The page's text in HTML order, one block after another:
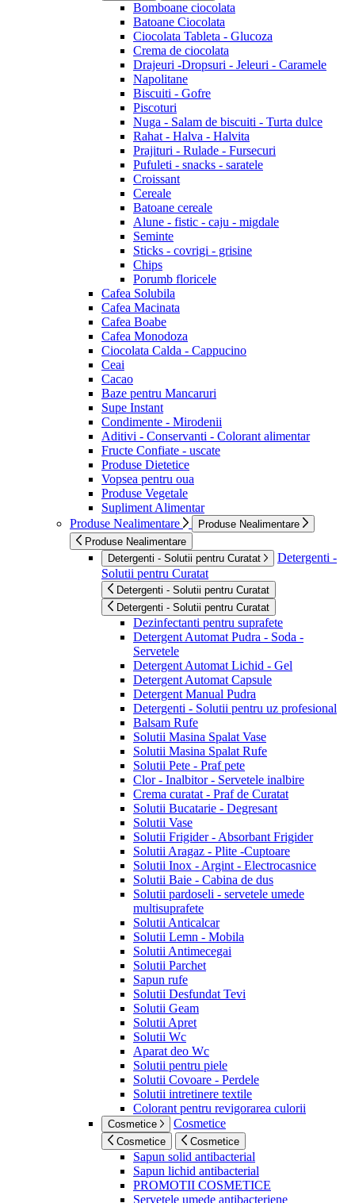
Bomboane ciocolata
Batoane Ciocolata
Ciocolata Tableta - Glucoza
Crema de ciocolata
Drajeuri -Dropsuri - Jeleuri - Caramele
Napolitane
Biscuiti - Gofre
Piscoturi
Nuga - Salam de biscuiti - Turta dulce
Rahat - Halva - Halvita
Prajituri - Rulade - Fursecuri
Pufuleti - snacks - saratele
Croissant
Cereale
Batoane cereale
Alune - fistic - caju - migdale
Seminte
Sticks - covrigi - grisine
Chips
Porumb floricele
Cafea Solubila
Cafea Macinata
Cafea Boabe
Cafea Monodoza
Ciocolata Calda - Cappucino
Ceai
Cacao
Baze pentru Mancaruri
Supe Instant
Condimente - Mirodenii
Aditivi - Conservanti - Colorant alimentar
Fructe Confiate - uscate
Produse Dietetice
Vopsea pentru oua
Produse Vegetale
Supliment Alimentar
Produse Nealimentare
Produse Nealimentare
Produse Nealimentare
Detergenti - Solutii pentru Curatat
Detergenti -
Solutii pentru Curatat
Detergenti - Solutii pentru Curatat
Detergenti - Solutii pentru Curatat
Dezinfectanti pentru suprafete
Detergent Automat Pudra - Soda -
Servetele
Detergent Automat Lichid - Gel
Detergent Automat Capsule
Detergent Manual Pudra
Detergenti - Solutii pentru uz profesional
Balsam Rufe
Solutii Masina Spalat Vase
Solutii Masina Spalat Rufe
Solutii Pete - Praf pete
Clor - Inalbitor - Servetele inalbire
Crema curatat - Praf de Curatat
Solutii Bucatarie - Degresant
Solutii Vase
Solutii Frigider - Absorbant Frigider
Solutii Aragaz - Plite -Cuptoare
Solutii Inox - Argint - Electrocasnice
Solutii Baie - Cabina de dus
Solutii pardoseli - servetele umede
multisuprafete
Solutii Anticalcar
Solutii Lemn - Mobila
Solutii Antimecegai
Solutii Parchet
Sapun rufe
Solutii Desfundat Tevi
Solutii Geam
Solutii Apret
Solutii Wc
Aparat deo Wc
Solutii pentru piele
Solutii Covoare - Perdele
Solutii intretinere textile
Colorant pentru revigorarea culorii
Cosmetice Cosmetice
Cosmetice Cosmetice
Sapun solid antibacterial
Sapun lichid antibacterial
PROMOTII COSMETICE
Servetele umede antibacteriene